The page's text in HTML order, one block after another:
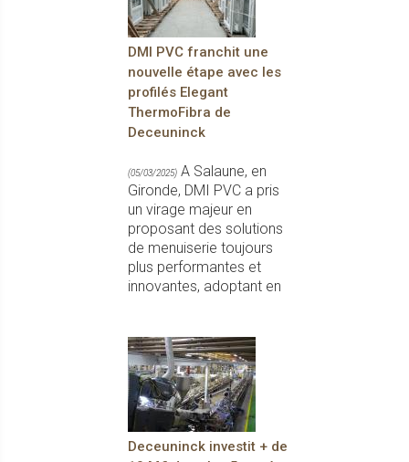
DMI PVC franchit une
nouvelle étape avec les
profilés Elegant
ThermoFibra de
Deceuninck
(05/03/2025) A Salaune, en
Gironde, DMI PVC a pris
un virage majeur en
proposant des solutions
de menuiserie toujours
plus performantes et
innovantes, adoptant en
Deceuninck investit + de